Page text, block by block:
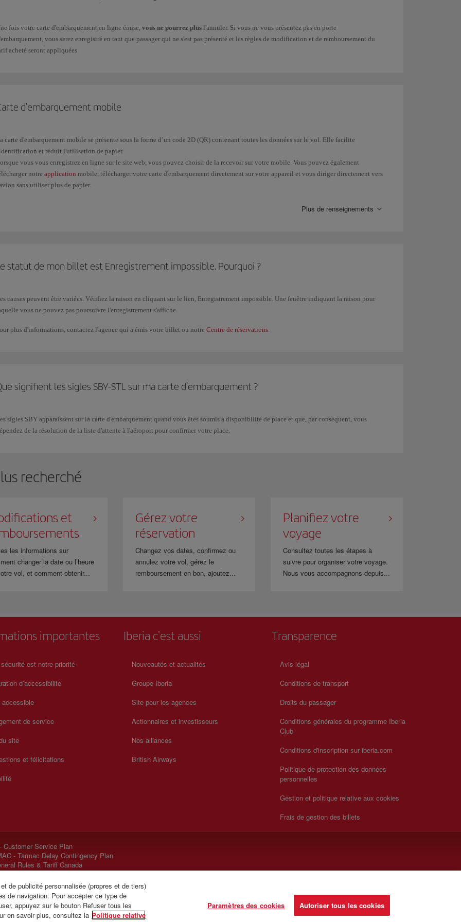
fois votre carte d'embarquement en ligne émise, vous ne pourrez plus l'annuler. Si vous ne vous présentez pas en porte
vous serez enregistré en tant que passager qui ne s'est pas présenté et les règles de modification et de remboursement du
acheté seront appliquées.
d'embarquement mobile
carte d'embarquement mobile se présente sous la forme d’un code 2D (QR) contenant toutes les données sur le vol. Elle facilite
et réduit l'utilisation de papier.
vous vous enregistrez en ligne sur le site web, vous pouvez choisir de la recevoir sur votre mobile. Vous pouvez également
notre application mobile, télécharger votre carte d'embarquement directement sur votre appareil et vous diriger directement vers
sans utiliser plus de papier.
Lorsque vous vous présentez à l'enregistrement, approchez votre appareil du lecteur de carte d'embarquement mobile en vous assurant que
Plus de renseignements
statut de mon billet est Enregistrement impossible. Pourquoi ?
causes peuvent être variées. Vérifiez la raison en cliquant sur le lien, Enregistrement impossible. Une fenêtre indiquant la raison pour
vous ne pouvez pas poursuivre l'enregistrement s'affiche.
plus d'informations, contactez l'agence qui a émis votre billet ou notre Centre de réservations.
signifient les sigles SBY-STL sur ma carte d'embarquement ?
sigles SBY apparaissent sur la carte d'embarquement quand vous êtes soumis à disponibilité de place et que, par conséquent, vous
de la résolution de la liste d'attente à l'aéroport pour confirmer votre place.
recherché
et
les informations sur
changer la date ou l’heure
vol, et comment obtenir...
Gérez votre
réservation
Changez vos dates, confirmez ou
annulez votre vol, gérez le
remboursement en bon, ajoutez...
Planifiez votre
voyage
Consultez toutes les étapes à
suivre pour organiser votre voyage.
Nous vous accompagnons depuis...
importantes
est notre priorité
d’accessibilité
accessible
de service
site
et félicitations
Iberia c'est aussi
Nouveautés et actualités
Groupe Iberia
Site pour les agences
Actionnaires et investisseurs
Nos alliances
British Airways
Transparence
Avis légal
Conditions de transport
Droits du passager
Conditions générales du programme Iberia
Club
Conditions d'inscription sur iberia.com
Politique de protection des données
personnelles
Gestion et politique relative aux cookies
Frais de gestion des billets
Customer Service Plan
- Tarmac Delay Contingency Plan
Rules & Tariff Canada
de publicité personnalisée (propres et de tiers)
de navigation. Pour accepter ce type de
appuyez sur le bouton Refuser tous les
en savoir plus, consultez la Politique relative
Paramètres des cookies Autoriser tous les cookies